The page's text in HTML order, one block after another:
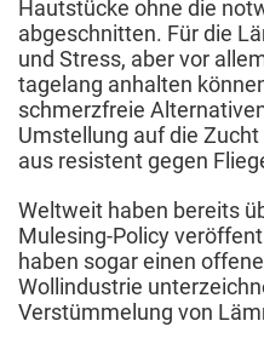
Hautstücke ohne die
abgeschnitten. Für die
und Stress, aber vor
tagelang anhalten
schmerzfreie
Umstellung auf die
aus resistent gegen
Weltweit haben bereits
Mulesing-Policy
haben sogar einen
Wollindustrie
Verstümmelung von